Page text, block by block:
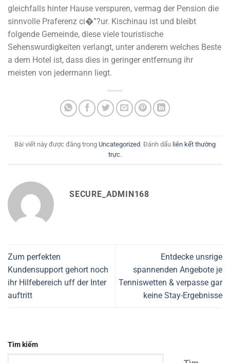
gleichfalls hinter Hause verspuren, vermag der Pension die
sinnvolle Praferenz ci�”?ur. Kischinau ist und bleibt
folgende Gemeinde, diese viele touristische
Sehenswurdigkeiten verlangt, unter anderem welches Beste
a dem Hotel ist, dass dies in geringer entfernung ihr
meisten von jedermann liegt.
Bài viết này được đăng trong Uncategorized. Đánh dấu liên kết thường
trực.
SECURE_ADMIN168
Zum perfekten
Kundensupport gehort noch
ihr Hilfebereich uff der Inter
auftritt
Entdecke unsrige
spannenden Angebote je
Tenniswetten & verpasse gar
keine Stay-Ergebnisse
Tìm kiếm